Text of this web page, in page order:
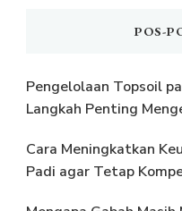
POS-
Pengelolaan Topsoil
Langkah Penting
Cara Meningkatkan
Padi agar Tetap